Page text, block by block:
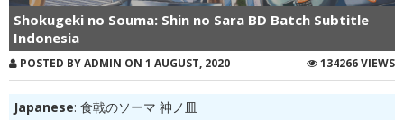
Shokugeki no Souma: Shin no Sara BD Batch Subtitle
Indonesia
POSTED BY ADMIN ON 1 AUGUST, 2020 134266 VIEWS
Japanese: 食戟のソーマ 神ノ皿